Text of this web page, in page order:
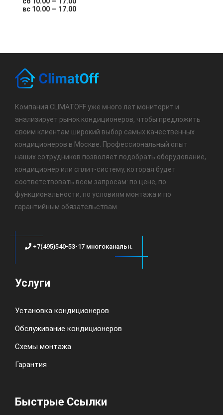
вс 10.00 — 17.00
Компания CLIMATOFF уже много лет мониторит и
анализирует рынок кондиционеров, чтобы предложить
своим клиентам широкий выбор самых качественных
кондиционеров в Москве. Профессиональный опыт
наших сотрудников позволяет подобрать оборудование,
кондиционер или сплит-систему, которая будет
соответствовать всем запросам: по цене, по
функциональности, по условиям монтажа и по
гарантийным обязательствам.
+7(495)540-53-17 многоканальн.
Услуги
Установка кондиционеров
Обслуживание кондиционеров
Схемы монтажа
Гарантия
Быстрые Ссылки